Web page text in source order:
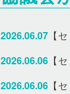
2026.06.07 【
2026.06.06 【
2026.06.06 【